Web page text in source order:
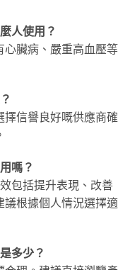
人使用？
臟病、嚴重高血壓等
擇信譽良好嘅供應商確
嗎？
包括提升表現、改善
議根據個人情況選擇適
多少？